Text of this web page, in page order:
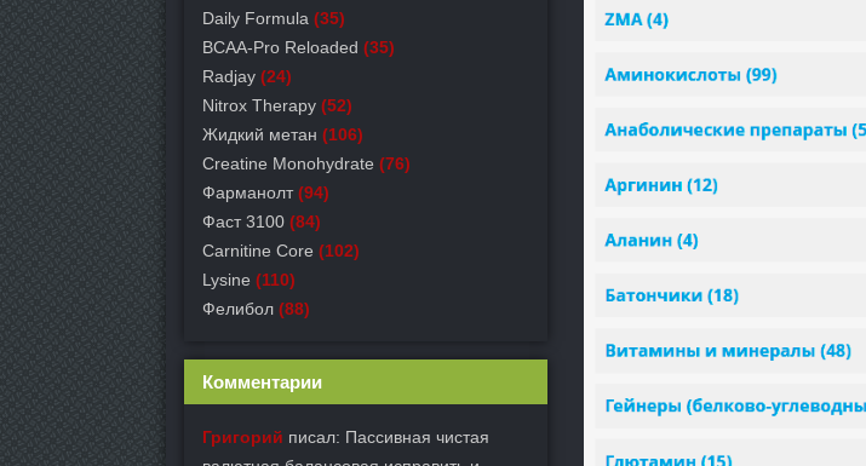
Daily Formula (35)
BCAA-Pro Reloaded (35)
Radjay (24)
Nitrox Therapy (52)
Жидкий метан (106)
Creatine Monohydrate (76)
Фарманолт (94)
Фаст 3100 (84)
Carnitine Core (102)
Lysine (110)
Фелибол (88)
Комментарии
Григорий писал: Пассивная чистая